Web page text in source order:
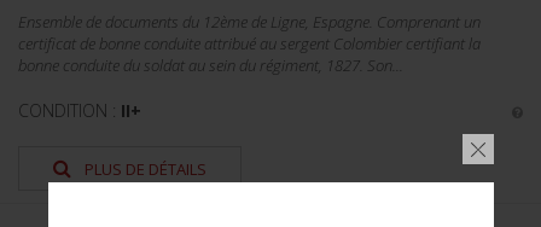
Ensemble de documents du 12ème de Ligne, Espagne. Comprenant un
certificat de bonne conduite attribué au sergent Colombier certifiant la
bonne conduite du soldat au sein du régiment, 1827. Son...
CONDITION : II+
PLUS DE DÉTAILS